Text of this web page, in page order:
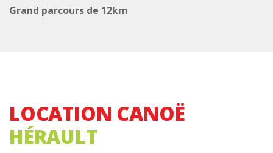
Grand parcours de 12km
LOCATION CANOË
HÉRAULT